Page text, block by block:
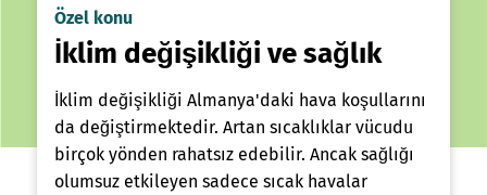
Özel konu
İklim değişikliği ve sağlık
İklim değişikliği Almanya'daki hava koşullarını
da değiştirmektedir. Artan sıcaklıklar vücudu
birçok yönden rahatsız edebilir. Ancak sağlığı
olumsuz etkileyen sadece sıcak havalar